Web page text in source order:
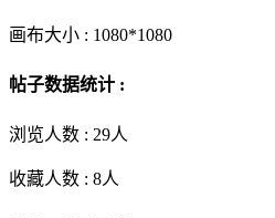
画布大小 : 1080*1080
帖子数据统计 :
浏览人数 : 29人
收藏人数 : 8人